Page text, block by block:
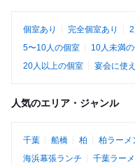
個室あり 完全個室あり
5〜10人の個室
10人未満
20人以上の個室
宴会に使
人気のエリア・ジャンル
千葉 船橋 柏 柏ラーメ
海浜幕張ランチ
千葉ラー